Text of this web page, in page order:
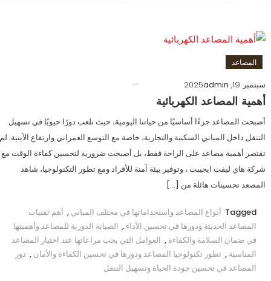
المصاعد
سبتمبر 19, 2025
admin
أهمية المصاعد الكهربائية
أصبحت المصاعد جزءًا أساسيًا من حياتنا اليومية، حيث تلعب دورًا حيويًا في تسهيل
التنقل داخل المباني السكنية والتجارية، خاصة مع التوسع العمراني وارتفاع الأبنية.
تقتصر أهمية مصاعد على الراحة فقط، بل أصبحت ضرورية لتحسين كفاءة الوقت مع
شركة هاي ليفت ايجيبت ، وتوفير بيئة آمنة للأفراد ومع تطور التكنولوجيا، شاهد
المصعد تحسينات هائلة من […]
Tagged أنواع المصاعد واستخداماتها في مختلف المباني , أهم تقنيات
المصاعد الحديثة ودورها في تحسين الأداء , الصيانة الدورية للمصاعد وأهميتها
في ضمان السلامة والكفاءة , العوامل التي يجب مراعاتها عند اختيار المصاعد
المناسبة , تطور تكنولوجيا المصاعد ودورها في تحسين الكفاءة والأمان , دور
المصاعد في تحسين جودة الحياة وتسهيل التنقل